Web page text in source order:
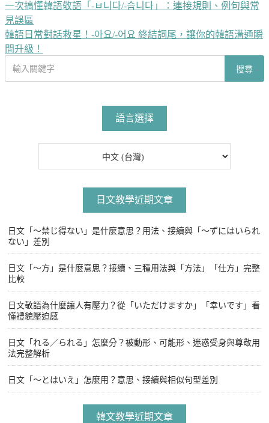
文
章
導
覽
一次搞懂韓語敬語「-ㅂ니다/-습니다」：連接規則、例句與常
見誤區
韓語日常對話救星！-아요/-어요 終結詞尾，讓你的韓語溝通瞬
間升級！
搜
搜尋
語言選擇
日文教學近期文章
日文「〜禁じ得ない」是什麼意思？用法、接續與「〜ずにはいられ
ない」差別
日文「〜方」是什麼意思？接續、三種用法與「方法」「仕方」完整
比較
日文敬語為什麼讓人有壓力？從「いただけますか」「幸いです」看
懂禮貌壓迫感
日文「れる／られる」怎麼分？被動形、可能形、迷惑受身與尊敬用
法完整解析
日文「〜とはいえ」怎麼用？意思、接續與相似句型差別
韓文教學近期文章